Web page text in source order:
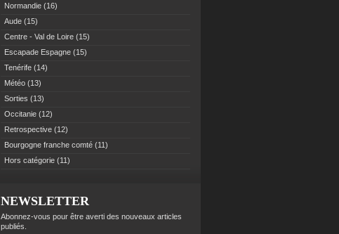
Normandie (16)
Aude (15)
Centre - Val de Loire (15)
Escapade Espagne (15)
Tenérife (14)
Météo (13)
Sorties (13)
Occitanie (12)
Retrospective (12)
Bourgogne franche comté (11)
Hors catégorie (11)
NEWSLETTER
Abonnez-vous pour être averti des nouveaux articles
publiés.